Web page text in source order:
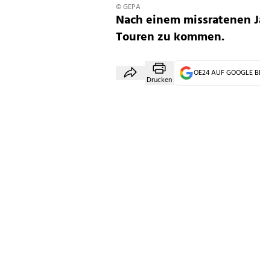
© GEPA
Nach einem missratenen
Touren zu kommen.
Drucken
OE24 AUF GOOGLE